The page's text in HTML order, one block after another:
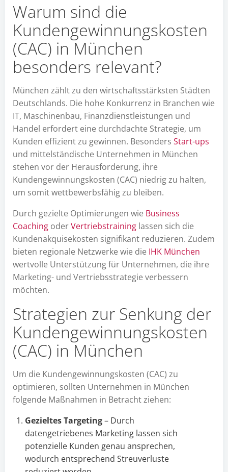
Warum sind die
Kundengewinnungskosten
(CAC) in München
besonders relevant?
München zählt zu den wirtschaftsstärksten Städten
Deutschlands. Die hohe Konkurrenz in Branchen wie
IT, Maschinenbau, Finanzdienstleistungen und
Handel erfordert eine durchdachte Strategie, um
Kunden effizient zu gewinnen. Besonders Start-ups
und mittelständische Unternehmen in München
stehen vor der Herausforderung, ihre
Kundengewinnungskosten (CAC) niedrig zu halten,
um somit wettbewerbsfähig zu bleiben.
Durch gezielte Optimierungen wie Business
Coaching oderVertriebstraining lassen sich die
Kundenakquisekosten signifikant reduzieren. Zudem
bieten regionale Netzwerke wie die IHK München
wertvolle Unterstützung für Unternehmen, die ihre
Marketing- und Vertriebsstrategie verbessern
möchten.
Strategien zur Senkung der
Kundengewinnungskosten
(CAC) in München
Um die Kundengewinnungskosten (CAC) zu
optimieren, sollten Unternehmen in München
folgende Maßnahmen in Betracht ziehen:
Gezieltes Targeting– Durch
datengetriebenes Marketing lassen sich
potenzielle Kunden genau ansprechen,
wodurch entsprechend Streuverluste